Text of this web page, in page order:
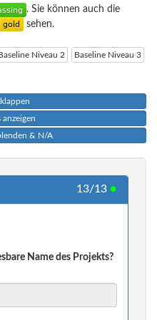
. Sie können auch die
sehen.
Baseline Niveau 2 Baseline Niveau 3
& N/A
13/13 ●
Name des Projekts?